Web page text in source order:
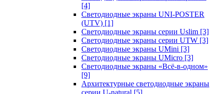
[4]
Светодиодные экраны UNI-POSTER
(UTV) [1]
Светодиодные экраны серии Uslim [3]
Светодиодные экраны серии UTW [3]
Светодиодные экраны UMini [3]
Светодиодные экраны UMicro [3]
Светодиодные экраны «Всё-в-одном»
[9]
Архитектурные светодиодные экраны
серии U-natural [5]